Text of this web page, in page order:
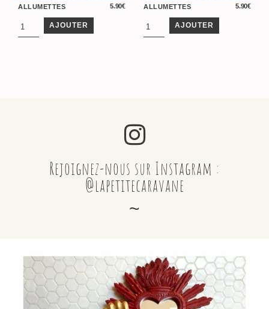
ALLUMETTES 5.90€
AJOUTER
ALLUMETTES 5.90€
AJOUTER
Rejoignez-nous sur Instagram :
@lapetitecaravane